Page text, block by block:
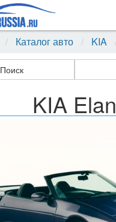
Каталог авто KIA
Поиск
KIA Elan